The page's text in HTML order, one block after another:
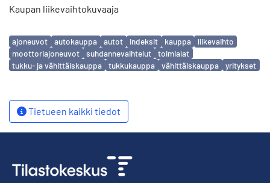
Kaupan liikevaihtokuvaaja
Avainsanat
ajoneuvot autokauppa autot indeksit kauppa
liikevaihto
moottoriajoneuvot
suhdannevaihtelut
toimialat
tukku- ja vähittäiskauppa
tukkukauppa vähittäiskauppa yritykset
Tietueen kaikki tiedot